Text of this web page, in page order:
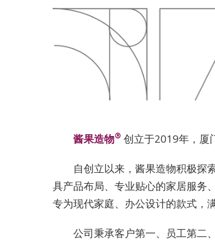
酱果造物® 创立于2019年，厦
自创立以来，酱果造物积极探索
具产品布局、专业贴心的家居服务
专为现代家庭、办公设计的款式，
公司秉承客户第一、员工第二、